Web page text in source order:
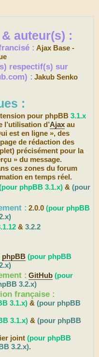
auteur(s) :
: Ajax Base -
respectif(s) sur
: Jakub Senko
:
pour phpBB3.1.x
l’utilisation d’Ajax au
est en ligne », des
de rédaction des
précisément pour la
» du message.
ces zones du forum
en temps réel.
phpBB 3.1.x) &(pour
: 2.0.0(pour phpBB
&3.2.2
phpBB (pour phpBB
: GitHub (pour
3.2.x)
française :
3.1.x) &(pour phpBB
3.1.x) &(pour phpBB
joint(pour phpBB
3.2.x).